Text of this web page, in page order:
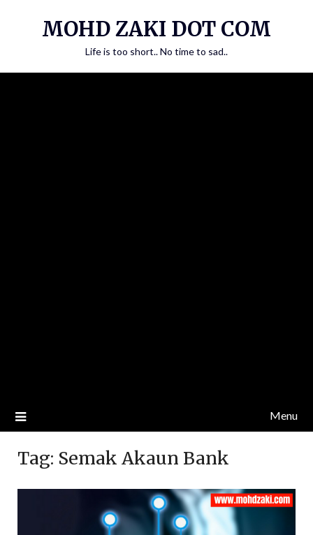
MOHD ZAKI DOT COM
Life is too short.. No time to sad..
Menu
Tag: Semak Akaun Bank